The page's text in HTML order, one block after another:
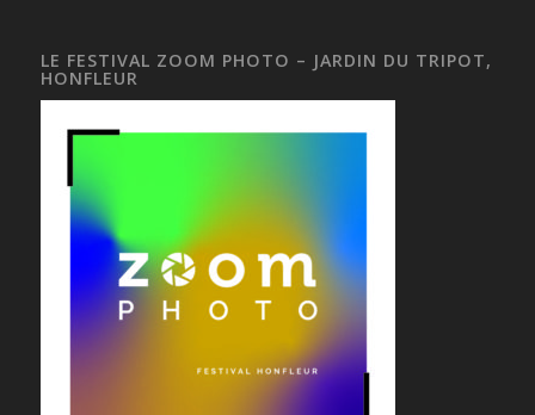
LE FESTIVAL ZOOM PHOTO – JARDIN DU TRIPOT,
HONFLEUR